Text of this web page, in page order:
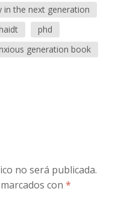
in the next generation
phd
generation book
no será publicada.
con*